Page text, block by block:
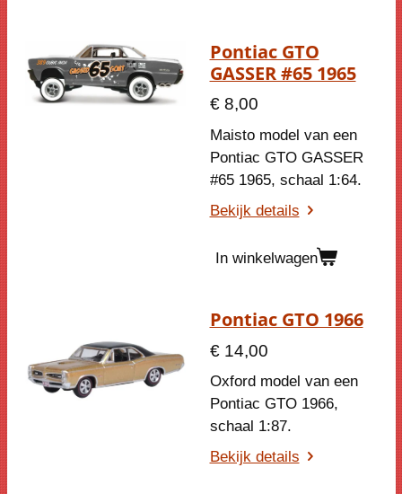
Pontiac GTO
GASSER #65 1965
€ 8,00
Maisto model van een
Pontiac GTO GASSER
#65 1965, schaal 1:64.
Bekijk details
In winkelwagen
Pontiac GTO 1966
€ 14,00
Oxford model van een
Pontiac GTO 1966,
schaal 1:87.
Bekijk details